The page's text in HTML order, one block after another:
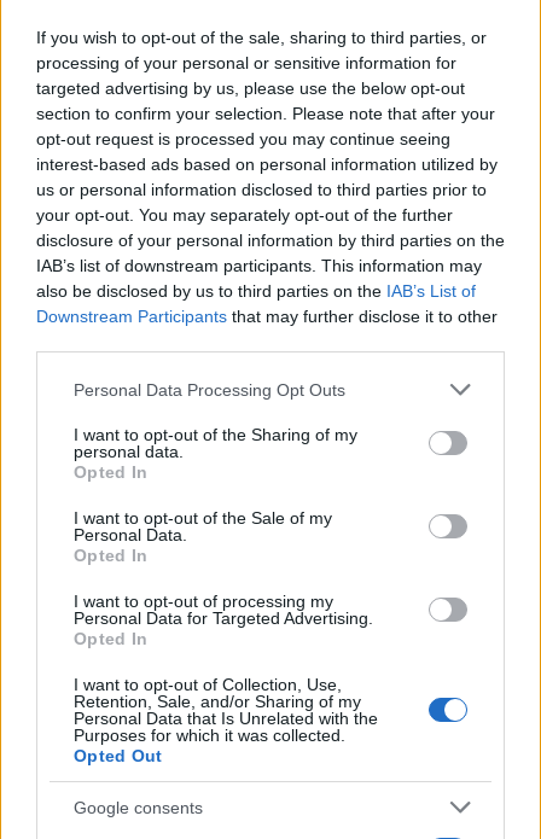
If you wish to opt-out of the sale, sharing to third parties, or
processing of your personal or sensitive information for
targeted advertising by us, please use the below opt-out
section to confirm your selection. Please note that after your
opt-out request is processed you may continue seeing
interest-based ads based on personal information utilized by
us or personal information disclosed to third parties prior to
your opt-out. You may separately opt-out of the further
disclosure of your personal information by third parties on the
IAB’s list of downstream participants. This information may
also be disclosed by us to third parties on the IAB’s List of
Downstream Participants that may further disclose it to other
Please note that this website/app uses one or more Google
not limited to your visit or usage behaviour. You may click to
grant or deny consent to Google and its third-party tags to
use your data for below specified purposes in below Google
consent section.
Personal Data Processing Opt Outs
I want to opt-out of the Sharing of my
personal data.
Opted In
I want to opt-out of the Sale of my
Personal Data.
Opted In
I want to opt-out of processing my
Personal Data for Targeted Advertising.
Opted In
I want to opt-out of Collection, Use,
Retention, Sale, and/or Sharing of my
Personal Data that Is Unrelated with the
Purposes for which it was collected.
Opted Out
Google consents
Continua a leggere
LIFESTYLE